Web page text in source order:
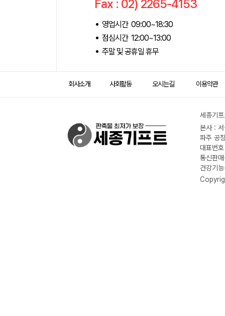
Fax : 02) 2265-4153
영업시간 09:00~18:30
점심시간 12:00~13:00
주말 및 공휴일 휴무
회사소개 사회활동 오시는길 이용약관
세종기
본사 :
파주 공
대표번
통신판
건강기